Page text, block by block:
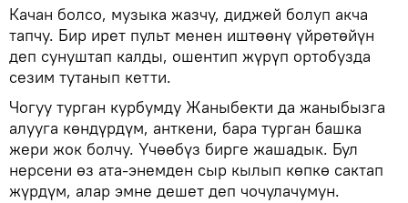
Качан болсо, музыка жазчу, диджей болуп акча
тапчу. Бир ирет пульт менен иштөөнү үйрөтөйүн
деп сунуштап калды, ошентип жүрүп ортобузда
сезим тутанып кетти.
Чогуу турган курбумду Жаныбекти да жаныбызга
алууга көндүрдүм, анткени, бара турган башка
жери жок болчу. Үчөөбүз бирге жашадык. Бул
нерсени өз ата-энемден сыр кылып көпкө сактап
жүрдүм, алар эмне дешет деп чочулачумун.